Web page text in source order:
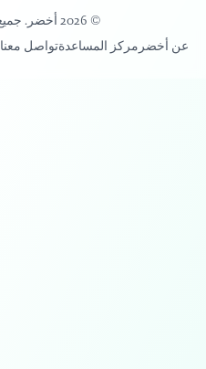
© 2026 أخضر. جميع الحقوق محفوظة.
عن أخضرمركز المساعدةتواصل معنا